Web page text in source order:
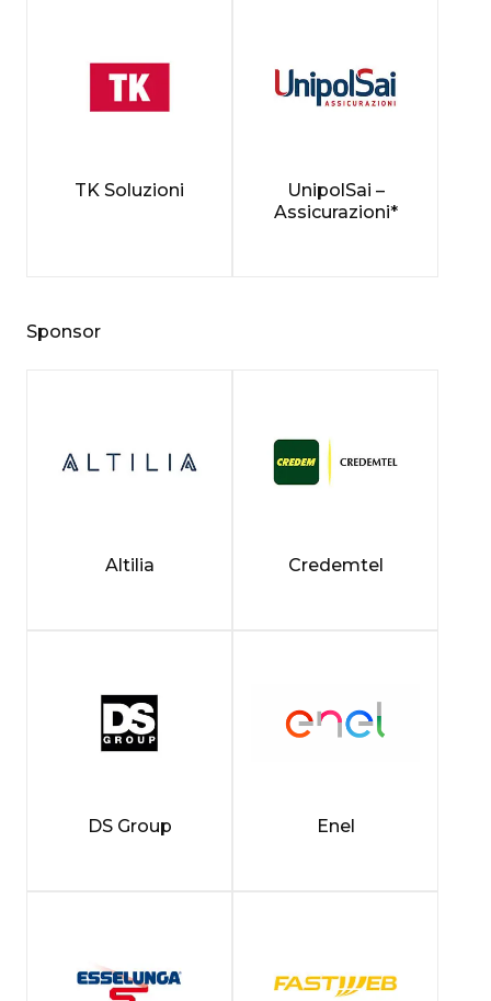
TK Soluzioni
UnipolSai –
Assicurazioni*
Sponsor
Altilia Credemtel
DS Group Enel